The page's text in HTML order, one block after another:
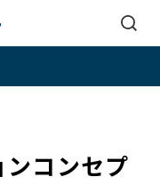
ンコンセプ